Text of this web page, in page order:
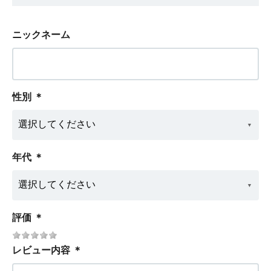
ニックネーム
性別 ＊
年代 ＊
評価 ＊
レビュー内容 ＊